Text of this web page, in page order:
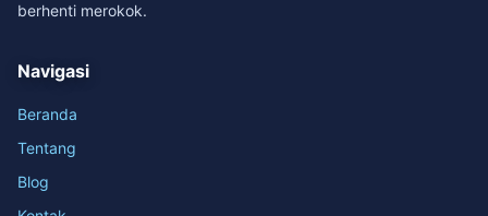
berhenti merokok.
Navigasi
Beranda
Tentang
Blog